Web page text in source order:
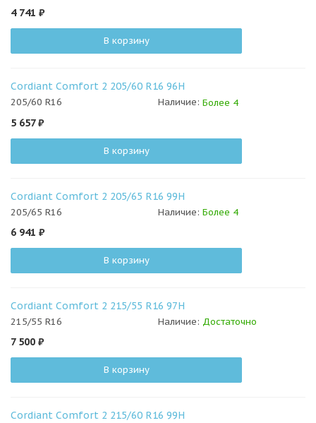
4 741 ₽
В корзину
Cordiant Comfort 2 205/60 R16 96H
205/60 R16 Наличие: Более 4
5 657₽
В корзину
Cordiant Comfort 2 205/65 R16 99H
205/65 R16 Наличие: Более 4
6 941 ₽
В корзину
Cordiant Comfort 2 215/55 R16 97H
215/55 R16 Наличие: Достаточно
7 500 ₽
В корзину
Cordiant Comfort 2 215/60 R16 99H